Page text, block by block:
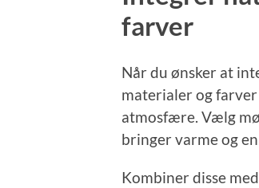
farver
Når du ønsker at
materialer og
atmosfære. Vælg
bringer varme og
Kombiner disse